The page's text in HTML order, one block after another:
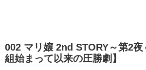
002 マリ嬢 2nd STORY～第2
組始まって以来の圧勝劇】